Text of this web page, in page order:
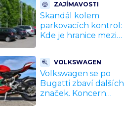
rozporuplné názory
ZAJÍMAVOSTI
Skandál kolem
parkovacích kontrol:
Kde je hranice mezi
výhoda, velký
problém
VOLKSWAGEN
Volkswagen se po
Bugatti zbaví dalších
značek. Koncern